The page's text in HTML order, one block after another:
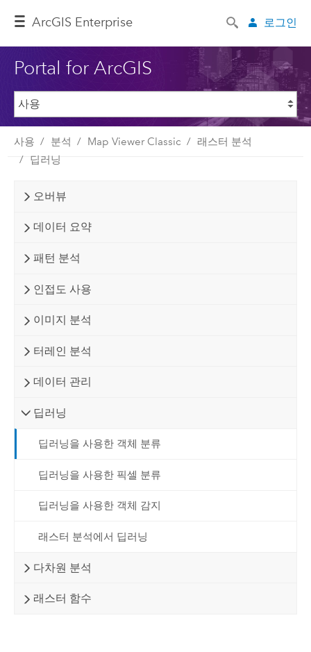
ArcGIS Enterprise 로그인
Portal for ArcGIS
사용 분석 Map Viewer Classic
래스터 분석
딥러닝
오버뷰
데이터 요약
패턴 분석
인접도 사용
이미지 분석
터레인 분석
데이터 관리
딥러닝
딥러닝을 사용한 객체 분류
딥러닝을 사용한 픽셀 분류
딥러닝을 사용한 객체 감지
래스터 분석에서 딥러닝
다차원 분석
래스터 함수